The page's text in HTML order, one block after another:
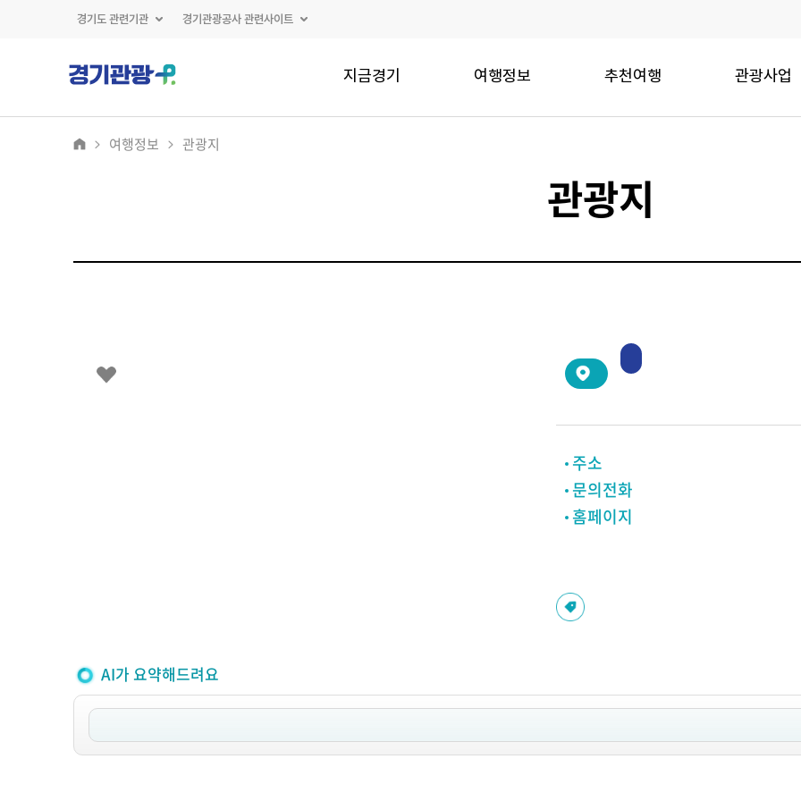
경기도 관련기관 경기관광공사 관련사이트
지금경기 여행정보 추천여행 관광사업
여행정보 관광지
관광지
주소
문의전화
홈페이지
AI가 요약해드려요